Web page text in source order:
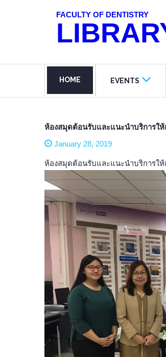
FACULTY OF DENTISTRY
HOME EVENTS
ห้องสมุดต้อนรับและแนะนำบริการให้
January 28, 2019
ห้องสมุดต้อนรับและแนะนำบริการให้